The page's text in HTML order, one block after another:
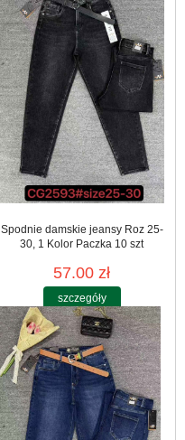
Spodnie damskie jeansy Roz 25-
30, 1 Kolor Paczka 10 szt
57.00 zł
szczegóły